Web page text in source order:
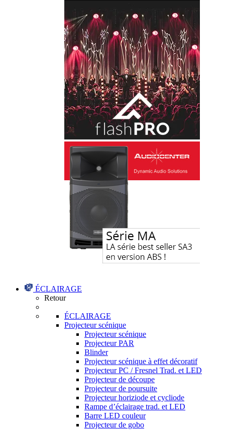
ÉCLAIRAGE
Retour
ÉCLAIRAGE
Projecteur scénique
Projecteur scénique
Projecteur PAR
Blinder
Projecteur scénique à effet décoratif
Projecteur PC / Fresnel Trad. et LED
Projecteur de découpe
Projecteur de poursuite
Projecteur horiziode et cycliode
Rampe d’éclairage trad. et LED
Barre LED couleur
Projecteur de gobo